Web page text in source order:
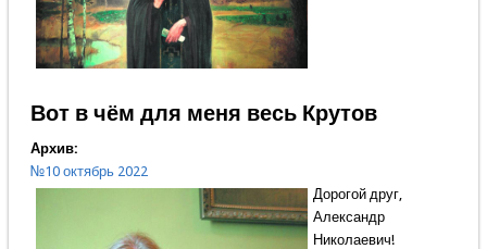
Вот в чём для меня весь Крутов
Архив:
№10 октябрь 2022
Дорогой друг,
Александр
Николаевич!